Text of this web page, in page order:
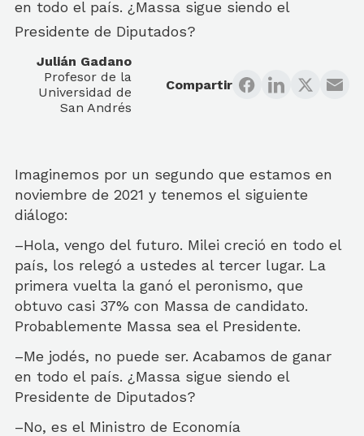
en todo el país. ¿Massa sigue siendo el
Presidente de Diputados?
Julián Gadano
Profesor de la
Universidad de
San Andrés
Compartir
Imaginemos por un segundo que estamos en
noviembre de 2021 y tenemos el siguiente
diálogo:
–Hola, vengo del futuro. Milei creció en todo el
país, los relegó a ustedes al tercer lugar. La
primera vuelta la ganó el peronismo, que
obtuvo casi 37% con Massa de candidato.
Probablemente Massa sea el Presidente.
–Me jodés, no puede ser. Acabamos de ganar
en todo el país. ¿Massa sigue siendo el
Presidente de Diputados?
–No, es el Ministro de Economía